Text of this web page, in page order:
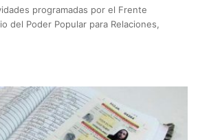
programadas por el Frente
del Poder Popular para Relaciones,